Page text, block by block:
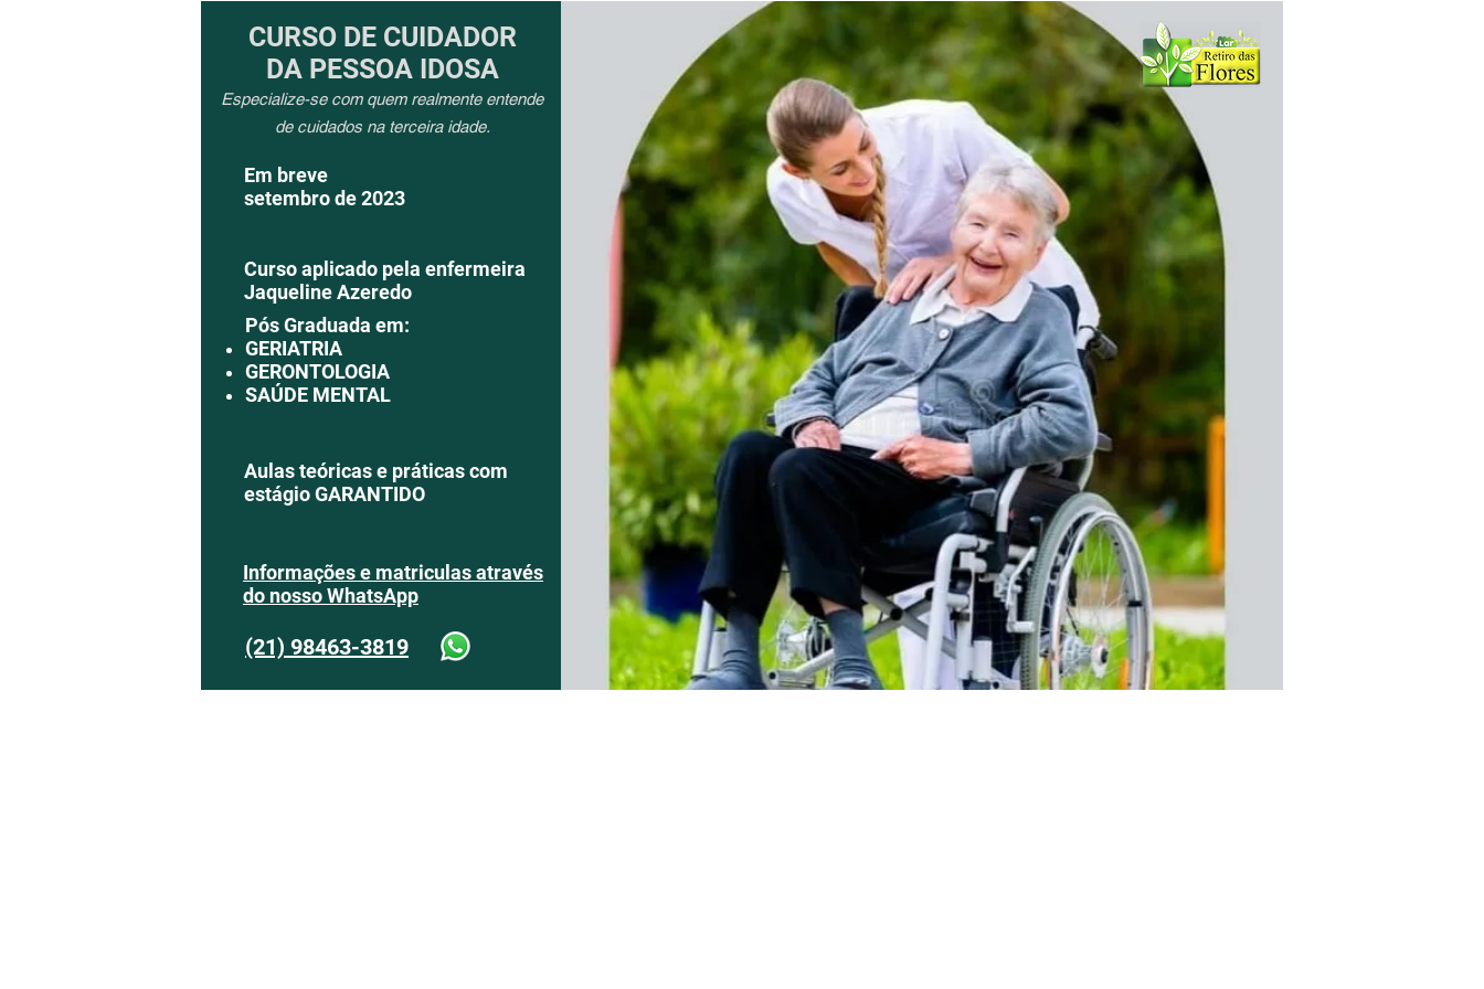
CURSO DE CUIDADOR
DA PESSOA IDOSA
Especialize-se com quem realmente entende
de cuidados na terceira idade.
Em breve
setembro de 2023
Curso aplicado pela enfermeira
Jaqueline Azeredo
Pós Graduada em:
GERIATRIA​
GERONTOLOGIA
SAÚDE MENTAL
Aulas teóricas e práticas com
estágio GARANTIDO
Informações e matriculas através
do nosso WhatsApp
(21) 98463-3819